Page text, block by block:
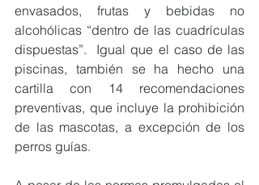
envasados, frutas y bebidas no
alcohólicas “dentro de las cuadrículas
dispuestas”.  Igual que el caso de las
piscinas, también se ha hecho una
cartilla con 14 recomendaciones
preventivas, que incluye la prohibición
de las mascotas, a excepción de los
perros guías.